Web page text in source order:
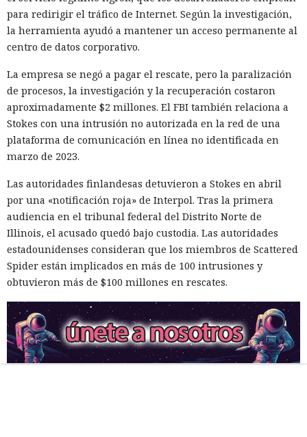
para redirigir el tráfico de Internet. Según la investigación,
la herramienta ayudó a mantener un acceso permanente al
centro de datos corporativo.
La empresa se negó a pagar el rescate, pero la paralización
de procesos, la investigación y la recuperación costaron
aproximadamente $2 millones. El FBI también relaciona a
Stokes con una intrusión no autorizada en la red de una
plataforma de comunicación en línea no identificada en
marzo de 2023.
Las autoridades finlandesas detuvieron a Stokes en abril
por una «notificación roja» de Interpol. Tras la primera
audiencia en el tribunal federal del Distrito Norte de
Illinois, el acusado quedó bajo custodia. Las autoridades
estadounidenses consideran que los miembros de Scattered
Spider están implicados en más de 100 intrusiones y
obtuvieron más de $100 millones en rescates.